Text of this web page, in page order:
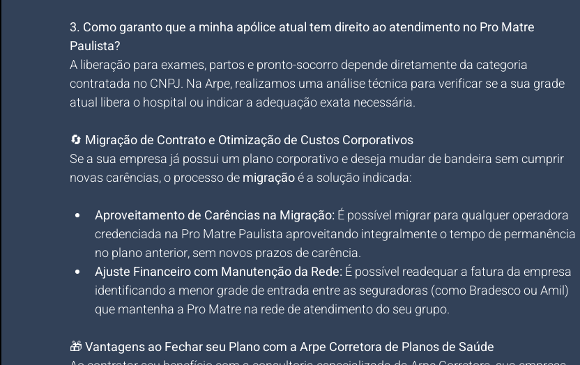
3. Como garanto que a minha apólice atual tem direito ao atendimento no Pro Matre
Paulista?
A liberação para exames, partos e pronto-socorro depende diretamente da categoria
contratada no CNPJ. Na Arpe, realizamos uma análise técnica para verificar se a sua grade
atual libera o hospital ou indicar a adequação exata necessária.
🔄 Migração de Contrato e Otimização de Custos Corporativos
Se a sua empresa já possui um plano corporativo e deseja mudar de bandeira sem cumprir
novas carências, o processo de migração é a solução indicada:
Aproveitamento de Carências na Migração: É possível migrar para qualquer operadora
credenciada na Pro Matre Paulista aproveitando integralmente o tempo de permanência
no plano anterior, sem novos prazos de carência.
Ajuste Financeiro com Manutenção da Rede: É possível readequar a fatura da empresa
identificando a menor grade de entrada entre as seguradoras (como Bradesco ou Amil)
que mantenha a Pro Matre na rede de atendimento do seu grupo.
🎁 Vantagens ao Fechar seu Plano com a Arpe Corretora de Planos de Saúde